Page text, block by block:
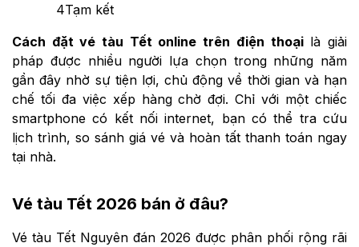
4Tạm kết
Cách đặt vé tàu Tết online trên điện thoạilà giải
pháp được nhiều người lựa chọn trong những năm
gần đây nhờ sự tiện lợi, chủ động về thời gian và hạn
chế tối đa việc xếp hàng chờ đợi. Chỉ với một chiếc
smartphone có kết nối internet, bạn có thể tra cứu
lịch trình, so sánh giá vé và hoàn tất thanh toán ngay
tại nhà.
Vé tàu Tết 2026 bán ở đâu?
Vé tàu Tết Nguyên đán 2026 được phân phối rộng rãi